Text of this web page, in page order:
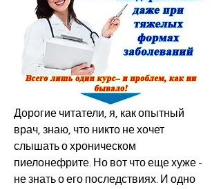
Дорогие читатели, я, как опытный
врач, знаю, что никто не хочет
слышать о хроническом
пиелонефрите. Но вот что еще хуже -
не знать о его последствиях. И одно